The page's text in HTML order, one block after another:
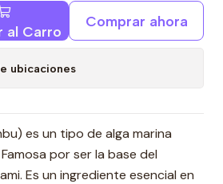
al Carro
Comprar ahora
ubicaciones
es un tipo de alga marina
por ser la base del
Es un ingrediente esencial en